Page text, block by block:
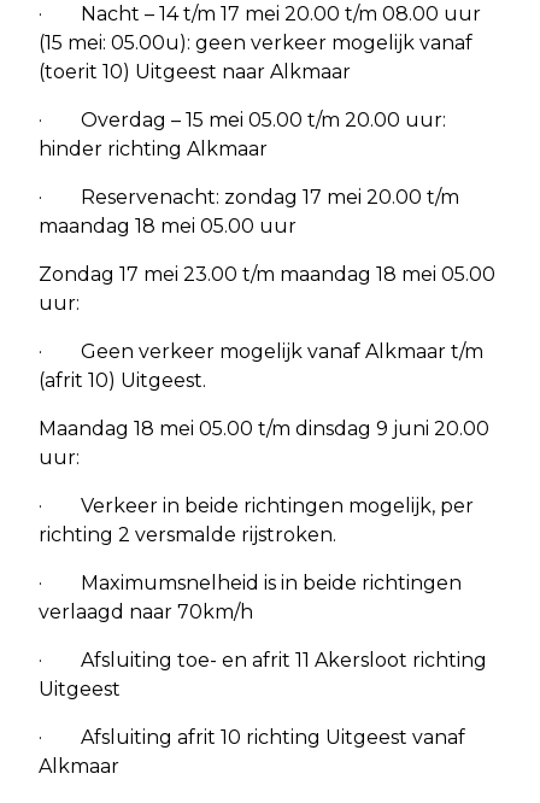
· Nacht – 14 t/m 17 mei 20.00 t/m 08.00 uur
(15 mei: 05.00u): geen verkeer mogelijk vanaf
(toerit 10) Uitgeest naar Alkmaar
· Overdag – 15 mei 05.00 t/m 20.00 uur:
hinder richting Alkmaar
· Reservenacht: zondag 17 mei 20.00 t/m
maandag 18 mei 05.00 uur
Zondag 17 mei 23.00 t/m maandag 18 mei 05.00
uur:
· Geen verkeer mogelijk vanaf Alkmaar t/m
(afrit 10) Uitgeest.
Maandag 18 mei 05.00 t/m dinsdag 9 juni 20.00
uur:
· Verkeer in beide richtingen mogelijk, per
richting 2 versmalde rijstroken.
· Maximumsnelheid is in beide richtingen
verlaagd naar 70km/h
· Afsluiting toe- en afrit 11 Akersloot richting
Uitgeest
· Afsluiting afrit 10 richting Uitgeest vanaf
Alkmaar